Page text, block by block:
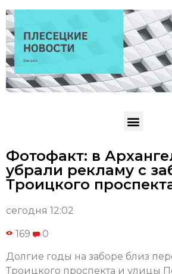
Фотофакт: в
убрали рекламу с
Троицкого
сегодня 12:02
169 0
Долгие годы на заборе близ
Троицкого проспекта и улицы